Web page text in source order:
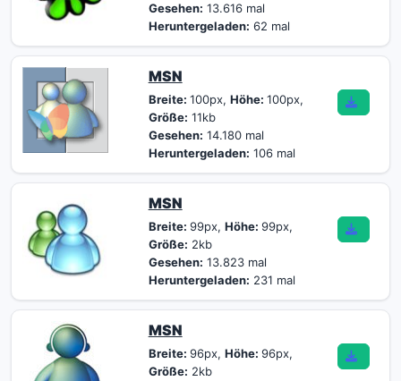
Gesehen: 13.616 mal
Heruntergeladen: 62 mal
MSN
Breite: 100px, Höhe: 100px,
Größe: 11kb
Gesehen: 14.180 mal
Heruntergeladen: 106 mal
MSN
Breite: 99px, Höhe: 99px,
Größe: 2kb
Gesehen: 13.823 mal
Heruntergeladen: 231 mal
MSN
Breite: 96px, Höhe: 96px,
Größe: 2kb